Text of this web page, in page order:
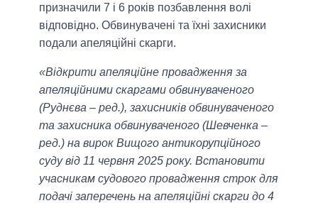
призначили 7 і 6 років позбавлення волі
відповідно. Обвинувачені та їхні захисники
подали апеляційні скарги.
«Відкрити апеляційне провадження за
апеляційними скаргами обвинуваченого
(Руднєва – ред.), захисників обвинуваченого
та захисника обвинуваченого (Шевченка –
ред.) на вирок Вищого антикорупційного
суду від 11 червня 2025 року. Встановити
учасникам судового провадження строк для
подачі заперечень на апеляційні скарги до 4